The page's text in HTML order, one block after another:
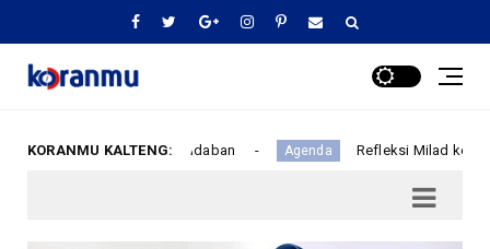
KORANMU KALTENG:
Penjaga Peradaban Agenda Refleksi Milad ke - 16 RS Islam